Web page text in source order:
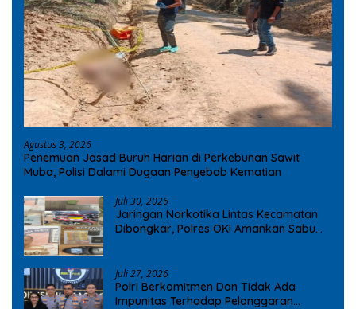
Agustus 3, 2026
Penemuan Jasad Buruh Harian di Perkebunan Sawit
Muba, Polisi Dalami Dugaan Penyebab Kematian
Juli 30, 2026
Jaringan Narkotika Lintas Kecamatan
Dibongkar, Polres OKI Amankan Sabu
Juli 27, 2026
Polri Berkomitmen Dan Tidak Ada
Impunitas Terhadap Pelanggaran